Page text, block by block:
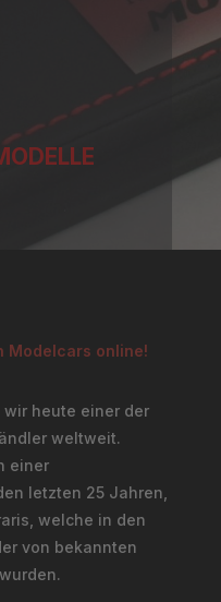
Modelcars online!
wir heute einer der
weltweit.
einer
letzten 25 Jahren,
welche in den
von bekannten